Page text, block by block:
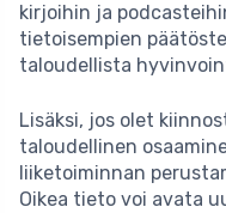
kirjoihin ja
tietoisempien
taloudellista
Lisäksi, jos olet
taloudellinen
liiketoiminnan
Oikea tieto voi avata